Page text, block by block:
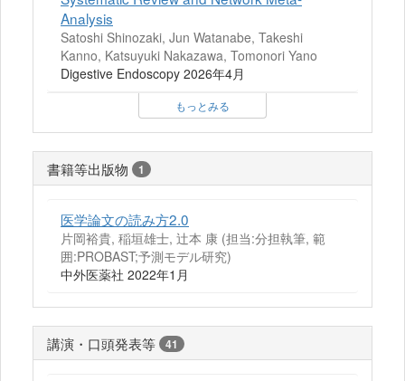
Analysis
Satoshi Shinozaki, Jun Watanabe, Takeshi
Kanno, Katsuyuki Nakazawa, Tomonori Yano
Digestive Endoscopy 2026年4月
もっとみる
書籍等出版物 1
医学論文の読み方2.0
片岡裕貴, 稲垣雄士, 辻󠄀本 康 (担当:分担執筆, 範
囲:PROBAST;予測モデル研究)
中外医薬社 2022年1月
講演・口頭発表等 41